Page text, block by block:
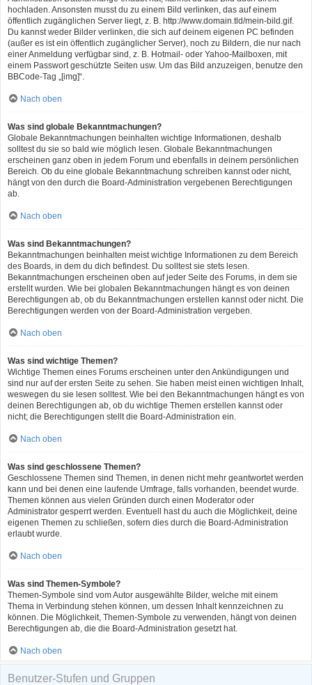
hochladen. Ansonsten musst du zu einem Bild verlinken, das auf einem
öffentlich zugänglichen Server liegt, z. B. http://www.domain.tld/mein-bild.gif.
Du kannst weder Bilder verlinken, die sich auf deinem eigenen PC befinden
(außer es ist ein öffentlich zugänglicher Server), noch zu Bildern, die nur nach
einer Anmeldung verfügbar sind, z. B. Hotmail- oder Yahoo-Mailboxen, mit
einem Passwort geschützte Seiten usw. Um das Bild anzuzeigen, benutze den
BBCode-Tag „[img]“.
Nach oben
Was sind globale Bekanntmachungen?
Globale Bekanntmachungen beinhalten wichtige Informationen, deshalb
solltest du sie so bald wie möglich lesen. Globale Bekanntmachungen
erscheinen ganz oben in jedem Forum und ebenfalls in deinem persönlichen
Bereich. Ob du eine globale Bekanntmachung schreiben kannst oder nicht,
hängt von den durch die Board-Administration vergebenen Berechtigungen
ab.
Nach oben
Was sind Bekanntmachungen?
Bekanntmachungen beinhalten meist wichtige Informationen zu dem Bereich
des Boards, in dem du dich befindest. Du solltest sie stets lesen.
Bekanntmachungen erscheinen oben auf jeder Seite des Forums, in dem sie
erstellt wurden. Wie bei globalen Bekanntmachungen hängt es von deinen
Berechtigungen ab, ob du Bekanntmachungen erstellen kannst oder nicht. Die
Berechtigungen werden von der Board-Administration vergeben.
Nach oben
Was sind wichtige Themen?
Wichtige Themen eines Forums erscheinen unter den Ankündigungen und
sind nur auf der ersten Seite zu sehen. Sie haben meist einen wichtigen Inhalt,
weswegen du sie lesen solltest. Wie bei den Bekanntmachungen hängt es von
deinen Berechtigungen ab, ob du wichtige Themen erstellen kannst oder
nicht; die Berechtigungen stellt die Board-Administration ein.
Nach oben
Was sind geschlossene Themen?
Geschlossene Themen sind Themen, in denen nicht mehr geantwortet werden
kann und bei denen eine laufende Umfrage, falls vorhanden, beendet wurde.
Themen können aus vielen Gründen durch einen Moderator oder
Administrator gesperrt werden. Eventuell hast du auch die Möglichkeit, deine
eigenen Themen zu schließen, sofern dies durch die Board-Administration
erlaubt wurde.
Nach oben
Was sind Themen-Symbole?
Themen-Symbole sind vom Autor ausgewählte Bilder, welche mit einem
Thema in Verbindung stehen können, um dessen Inhalt kennzeichnen zu
können. Die Möglichkeit, Themen-Symbole zu verwenden, hängt von deinen
Berechtigungen ab, die die Board-Administration gesetzt hat.
Nach oben
Benutzer-Stufen und Gruppen